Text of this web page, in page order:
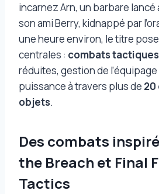
incarnez Arn, un barbare lancé
son ami Berry, kidnappé par
une heure environ, le titre
centrales : combats tactiques
réduites, gestion de
puissance à travers plus de
objets.
Des combats
the Breach et Final
Tactics